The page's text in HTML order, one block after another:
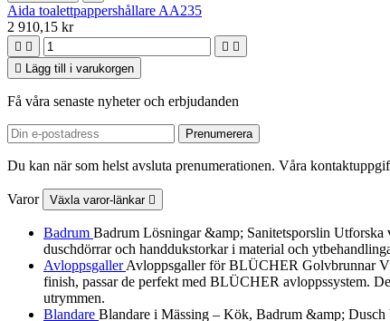
Aida toalettpappershållare AA235
2 910,15 kr
   
 Lägg till i varukorgen
Få våra senaste nyheter och erbjudanden
Du kan när som helst avsluta prenumerationen. Våra
Varor Växla varor-länkar 
Badrum Badrum Lösningar &amp; Sanitetsporslin Utforska
duschdörrar och handdukstorkar i material och
AvloppsgallerAvloppsgaller för BLÜCHER Golvbrunnar
finish, passar de perfekt med BLÜCHER avloppssystem.
utrymmen.
Blandare Blandare i Mässing – Kök, Badrum &amp; Dusch